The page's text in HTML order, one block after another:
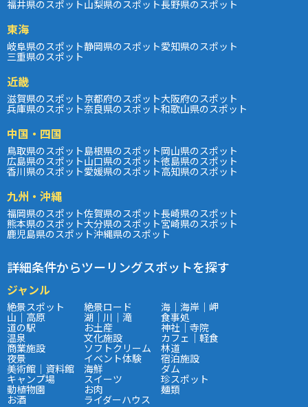
福井県のスポット山梨県のスポット長野県のスポット
東海
岐阜県のスポット静岡県のスポット愛知県のスポット
三重県のスポット
近畿
滋賀県のスポット京都府のスポット大阪府のスポット
兵庫県のスポット奈良県のスポット和歌山県のスポット
中国・四国
鳥取県のスポット島根県のスポット岡山県のスポット
広島県のスポット山口県のスポット徳島県のスポット
香川県のスポット愛媛県のスポット高知県のスポット
九州・沖縄
福岡県のスポット佐賀県のスポット長崎県のスポット
熊本県のスポット大分県のスポット宮崎県のスポット
鹿児島県のスポット沖縄県のスポット
詳細条件からツーリングスポットを探す
ジャンル
絶景スポット 絶景ロード 海｜海岸｜岬
山｜高原 湖｜川｜滝 食事処
道の駅 お土産 神社｜寺院
温泉 文化施設 カフェ｜軽食
商業施設 ソフトクリーム 林道
夜景 イベント体験 宿泊施設
美術館｜資料館 海鮮 ダム
キャンプ場 スイーツ 珍スポット
動植物園 お肉 麺類
お酒 ライダーハウス